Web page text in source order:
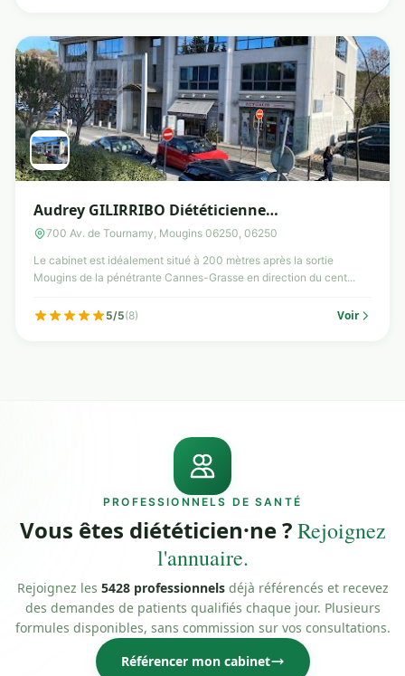
Audrey GILIRRIBO Diététicienne
Nutritionniste
700 Av. de Tournamy, Mougins 06250, 06250
Le cabinet est idéalement situé à 200 mètres après la sortie
Mougins de la pénétrante Cannes-Grasse en direction du cent...
5/5(8) Voir
PROFESSIONNELS DE SANTÉ
Vous êtes diététicien·ne ?Rejoignez
l'annuaire.
Rejoignez les 5428 professionnelsdéjà référencés et recevez
des demandes de patients qualifiés chaque jour. Plusieurs
formules disponibles, sans commission sur vos consultations.
Référencer mon cabinet